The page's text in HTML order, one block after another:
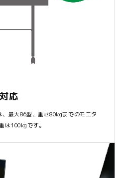
応
最大86型、重さ80kgまでのモニタ
は100kgです。